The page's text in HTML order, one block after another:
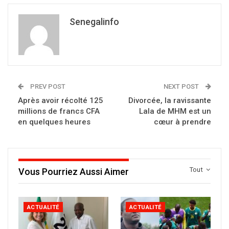
Senegalinfo
PREV POST
Après avoir récolté 125
millions de francs CFA
en quelques heures
NEXT POST
Divorcée, la ravissante
Lala de MHM est un
cœur à prendre
Tout
Vous Pourriez Aussi Aimer
ACTUALITÉ ACTUALITÉ